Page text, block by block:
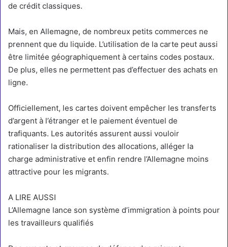
de crédit classiques.
Mais, en Allemagne, de nombreux petits commerces ne
prennent que du liquide. L’utilisation de la carte peut aussi
être limitée géographiquement à certains codes postaux.
De plus, elles ne permettent pas d’effectuer des achats en
ligne.
Officiellement, les cartes doivent empêcher les transferts
d’argent à l’étranger et le paiement éventuel de
trafiquants. Les autorités assurent aussi vouloir
rationaliser la distribution des allocations, alléger la
charge administrative et enfin rendre l’Allemagne moins
attractive pour les migrants.
A LIRE AUSSI
L’Allemagne lance son système d’immigration à points pour
les travailleurs qualifiés